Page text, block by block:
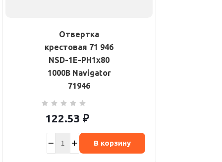
Отвертка
крестовая 71 946
NSD-1E-PH1х80
1000В Navigator
71946
122.53 ₽
В корзину